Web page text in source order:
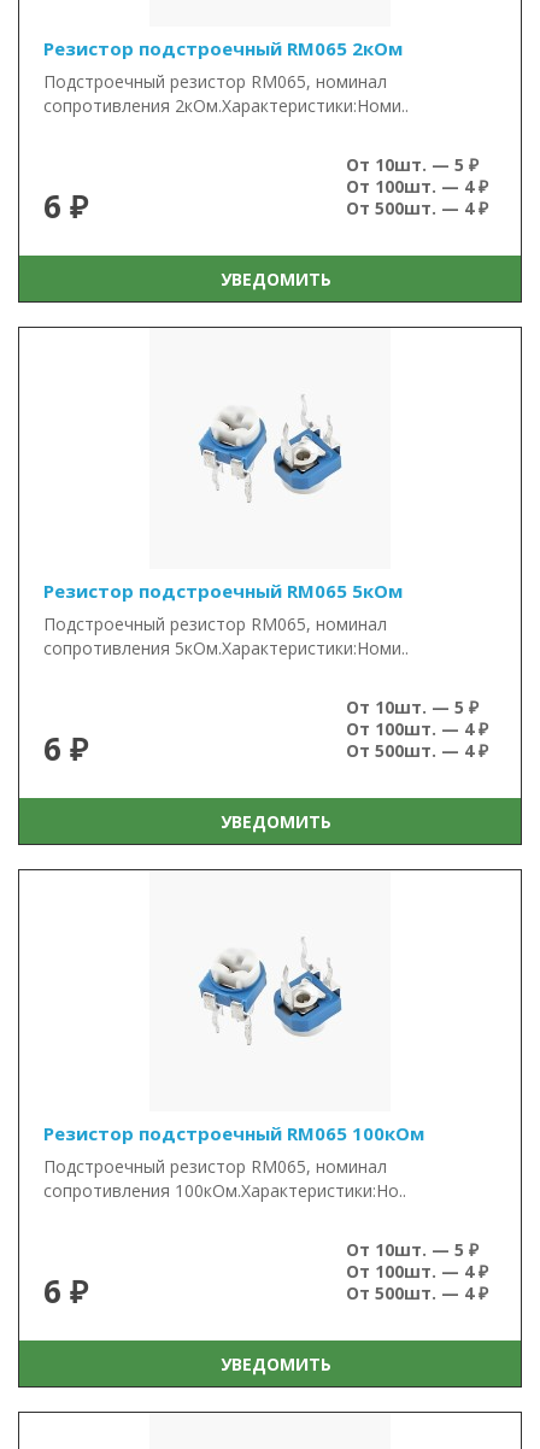
Резистор подстроечный RM065 2кОм
Подстроечный резистор RM065, номинал
сопротивления 2кОм.Характеристики:Номи..
6 ₽
От 10шт. — 5 ₽
От 100шт. — 4 ₽
От 500шт. — 4 ₽
УВЕДОМИТЬ
Резистор подстроечный RM065 5кОм
Подстроечный резистор RM065, номинал
сопротивления 5кОм.Характеристики:Номи..
6 ₽
От 10шт. — 5 ₽
От 100шт. — 4 ₽
От 500шт. — 4 ₽
УВЕДОМИТЬ
Резистор подстроечный RM065 100кОм
Подстроечный резистор RM065, номинал
сопротивления 100кОм.Характеристики:Но..
6 ₽
От 10шт. — 5 ₽
От 100шт. — 4 ₽
От 500шт. — 4 ₽
УВЕДОМИТЬ